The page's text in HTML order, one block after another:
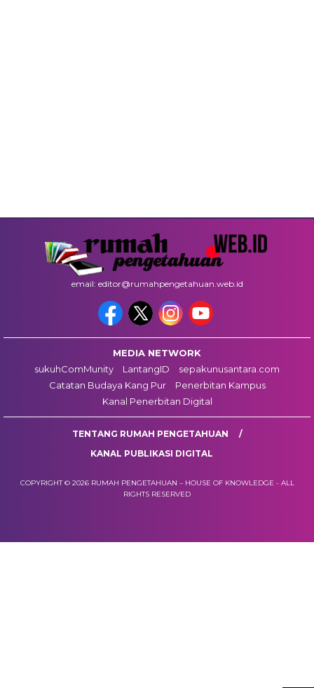
email: editor@rumahpengetahuan.web.id
MEDIA NETWORK
sukuhComMunity
LantangID
sepakunusantara.com
Catatan Budaya Kang Pur
Penerbitan Kampus
Kanal Penerbitan Digital
TENTANG RUMAH PENGETAHUAN
KANAL PUBLIKASI DIGITAL
COPYRIGHT © 2026 RUMAH PENGETAHUAN – HOUSE OF KNOWLEDGE - ALL
RIGHTS RESERVED